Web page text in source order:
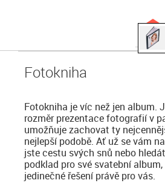
Fotokniha
Fotokniha je víc než jen album.
rozměr prezentace fotografií v
umožňuje zachovat ty
nejlepší podobě. Ať už se vám
jste cestu svých snů nebo
podklad pro své svatební
jedinečné řešení právě pro vás.